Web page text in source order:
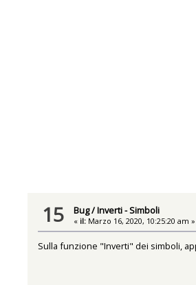
15 Bug/Inverti - Simboli
« il: Marzo 16, 2020, 10:25:20 am »
Sulla funzione "Inverti" dei simboli,